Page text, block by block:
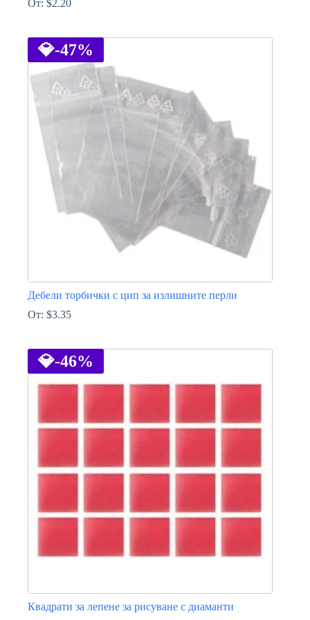
От: $2.20
has
multiple
variants.
The
options
may
chosen
product
💎-47%
Дебели торбички с цип за излишните перли
От: $3.35
has
multiple
variants.
may
the
💎-46%
Квадрати за лепене за рисуване с диаманти